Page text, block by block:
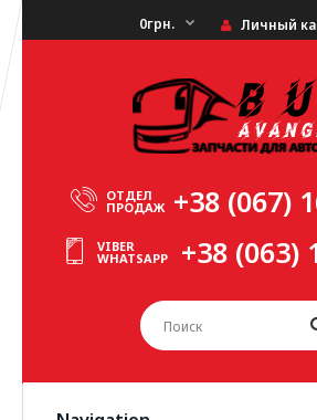
0грн. Личный
ОТДЕЛ
ПРОДАЖ +38 (067)
VIBER
WHATSAPP +38 (063)